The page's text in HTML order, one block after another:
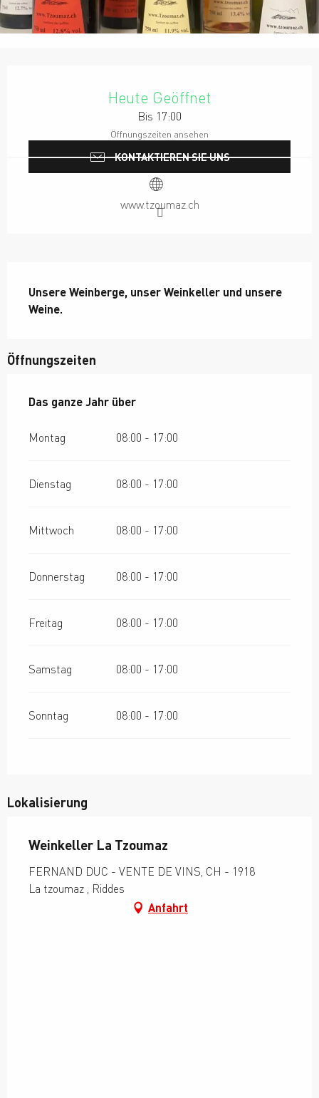
Heute Geöffnet
Bis 17:00
Öffnungszeiten ansehen
KONTAKTIEREN SIE UNS
www.tzoumaz.ch
Unsere Weinberge, unser Weinkeller und unsere
Weine.
Öffnungszeiten
Das ganze Jahr über
Das ganze Jahr über
Montag 08:00 - 17:00
Dienstag 08:00 - 17:00
Mittwoch 08:00 - 17:00
Donnerstag 08:00 - 17:00
Freitag 08:00 - 17:00
Samstag 08:00 - 17:00
Sonntag 08:00 - 17:00
Lokalisierung
Weinkeller La Tzoumaz
FERNAND DUC - VENTE DE VINS, CH - 1918
La tzoumaz , Riddes
Anfahrt